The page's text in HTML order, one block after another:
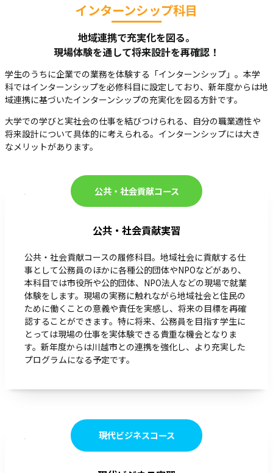
インターンシップ科目
地域連携で充実化を図る。
現場体験を通して将来設計を再確認！
学生のうちに企業での業務を体験する「インターンシップ」。本学
科ではインターンシップを必修科目に設定しており、新年度からは地
域連携に基づいたインターンシップの充実化を図る方針です。
大学での学びと実社会の仕事を結びつけられる、自分の職業適性や
将来設計について具体的に考えられる。インターンシップには大き
なメリットがあります。
公共・社会貢献コース
公共・社会貢献実習
公共・社会貢献コースの履修科目。地域社会に貢献する仕
事として公務員のほかに各種公的団体やNPOなどがあり、
本科目では市役所や公的団体、NPO法人などの現場で就業
体験をします。現場の実務に触れながら地域社会と住民の
ために働くことの意義や責任を実感し、将来の目標を再確
認することができます。特に将来、公務員を目指す学生に
とっては現場の仕事を実体験できる貴重な機会となりま
す。新年度からは川越市との連携を強化し、より充実した
プログラムになる予定です。
現代ビジネスコース